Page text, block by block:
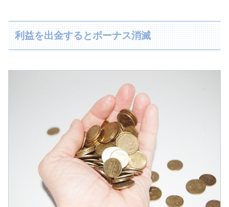
利益を出金するとボーナス消滅